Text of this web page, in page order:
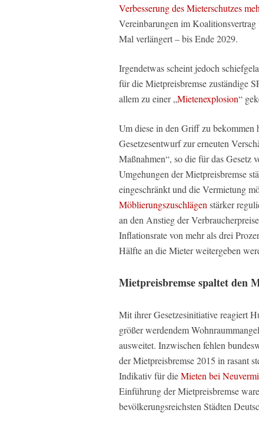
Verbesserung des Mieterschutzes
Vereinbarungen im
Mal verlängert – bis Ende 2029.
Irgendetwas scheint jedoch
für die Mietpreisbremse zuständige
allem zu einer „Mietenexplosion“
Um diese in den Griff zu bekommen
Gesetzesentwurf zur erneuten
Maßnahmen“, so die für das Gesetz
Umgehungen der Mietpreisbremse
eingeschränkt und die Vermietung
Möblierungszuschlägen stärker
an den Anstieg der
Inflationsrate von mehr als drei
Hälfte an die Mieter weitergeben
Mietpreisbremse spaltet den
Mit ihrer Gesetzesinitiative reagiert
größer werdendem
ausweitet. Inzwischen fehlen
der Mietpreisbremse 2015 in rasant
Indikativ für dieMieten bei
Einführung der Mietpreisbremse
bevölkerungsreichsten Städten